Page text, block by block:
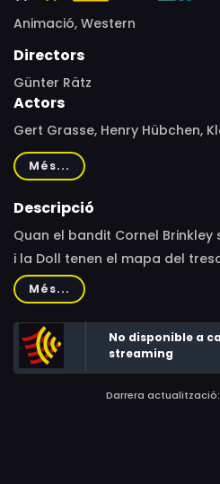
Animació, Western
Directors
Günter Rätz
Actors
Gert Grasse, Henry Hübchen,
Michalke, Dieter Wien, Günter
Més...
Descripció
Quan el bandit Cornel Brinkley
i la Doll tenen el mapa del
apoderar-se’n i els ataca per
doblat al català, s’exhibeix
fomentar la lectura i fer-lo
dificultats auditives.
Més...
No disponible a
streaming
Darrera actualització: